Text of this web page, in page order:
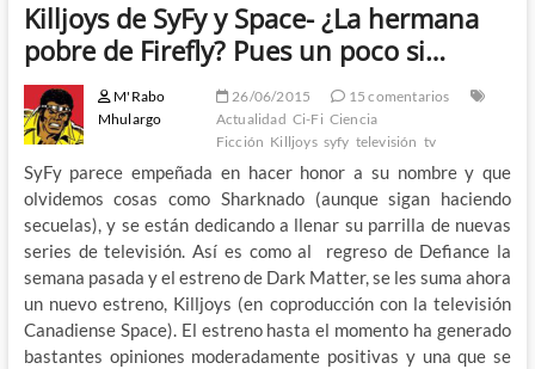
Killjoys de SyFy y Space- ¿La hermana
pobre de Firefly? Pues un poco si…
M'Rabo
Mhulargo
26/06/2015
15 comentarios
Actualidad Ci-Fi Ciencia
Ficción Killjoys syfy televisión tv
SyFy parece empeñada en hacer honor a su nombre y que
olvidemos cosas como Sharknado (aunque sigan haciendo
secuelas), y se están dedicando a llenar su parrilla de nuevas
series de televisión. Así es como al regreso de Defiance la
semana pasada y el estreno de Dark Matter, se les suma ahora
un nuevo estreno, Killjoys (en coproducción con la televisión
Canadiense Space). El estreno hasta el momento ha generado
bastantes opiniones moderadamente positivas y una que se